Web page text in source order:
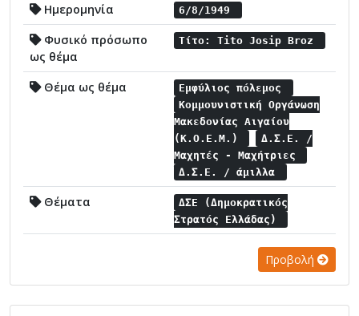
Ημερομηνία 6/8/1949
Φυσικό πρόσωπο
ως θέμα
Τίτο: Tito Josip Broz
Θέμα ως θέμα
Εμφύλιος πόλεμος
Κομμουνιστική Οργάνωση
Μακεδονίας Αιγαίου
(Κ.Ο.Ε.Μ.)
Δ.Σ.Ε. /
Μαχητές - Μαχήτριες
Δ.Σ.Ε. / άμιλλα
Θέματα
ΔΣΕ (Δημοκρατικός
Στρατός Ελλάδας)
Προβολή